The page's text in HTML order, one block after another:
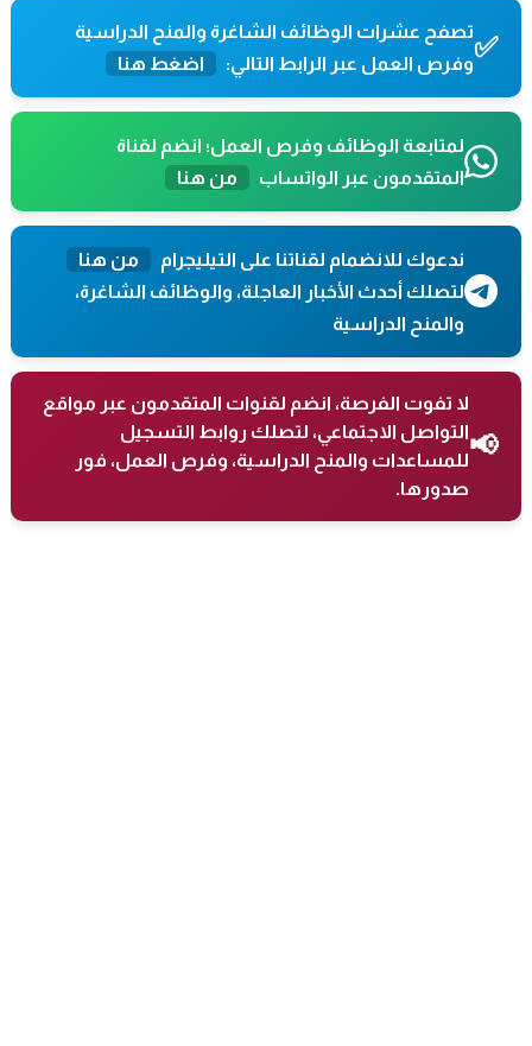
✅تصفح عشرات الوظائف الشاغرة والمنح الدراسية
وفرص العمل عبر الرابط التالي:
اضغط هنا
لمتابعة الوظائف وفرص العمل؛ انضم لقناة
المتقدمون عبر الواتساب
من هنا
ندعوك للانضمام لقناتنا على التيليجرام
من هنا
لتصلك أحدث الأخبار العاجلة، والوظائف الشاغرة،
والمنح الدراسية
📢
لا تفوت الفرصة، انضم لقنوات المتقدمون عبر مواقع
التواصل الاجتماعي، لتصلك روابط التسجيل
للمساعدات والمنح الدراسية، وفرص العمل، فور
صدورها.